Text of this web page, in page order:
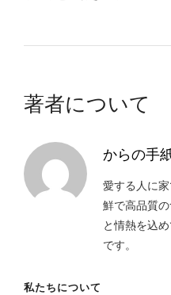
著者について
からの手
愛する人に
鮮で高品質
と情熱を込
です。
私たちについて